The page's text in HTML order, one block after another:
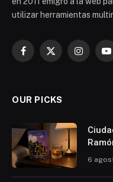
utilizar herramientas
Facebook
X
OUR PICKS
6